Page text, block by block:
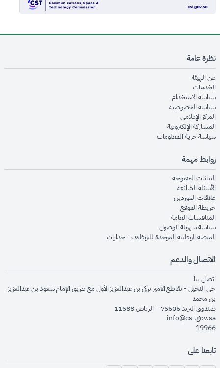
نظرة عامة
عن الهيئةopens in new window
الخدماتopens in new window
سياسة الاستخدام
سياسة الخصوصيةopens in new window
المركز الإعلاميopens in new window
المشاركة الإلكترونيةopens in new window
سياسة حرية المعلوماتopens in new window
روابط مهمة
البيانات المفتوحةopens in new window
الأسئلة الشائعةopens in new window
علاقات الموردينopens in new window
خريطة الموقعopens in new window
المنافسات العامةopens in new window
سياسة سهولة الوصولopens in new window
المنصة الوطنية الموحدة للتوظيف - جداراتopens in new window
الاتصال والدعم
اتصل بنا
حي النخيل - تقاطع الأمير تركي بن عبدالعزيز الأول مع طريق الإمام سعود بن عبدالعزيز
بن محمد
صندوق البريد 75606 – الرياض 11588
info@cst.gov.sa
19966
تابعنا على